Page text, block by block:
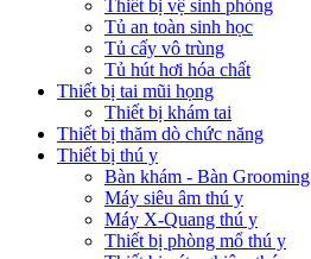
Thiết bị vệ sinh phòng
Tủ an toàn sinh học
Tủ cấy vô trùng
Tủ hút hơi hóa chất
Thiết bị tai mũi họng
Thiết bị khám tai
Thiết bị thăm dò chức năng
Thiết bị thú y
Bàn khám - Bàn Grooming
Máy siêu âm thú y
Máy X-Quang thú y
Thiết bị phòng mổ thú y